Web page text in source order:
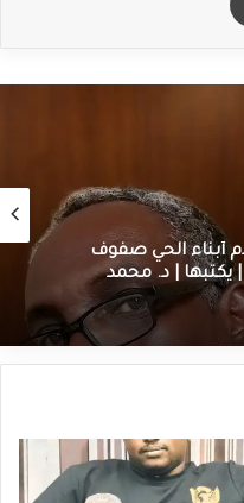
أبناء الحي صفوف
يكتبها | د. محمد